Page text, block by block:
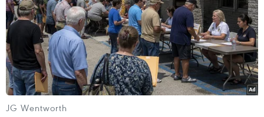
và dự đoán Thế chiến thứ ba sẽ xảy ra trong
năm 2052./.
Linh Vũ (Vietnam+)
JG Wentworth